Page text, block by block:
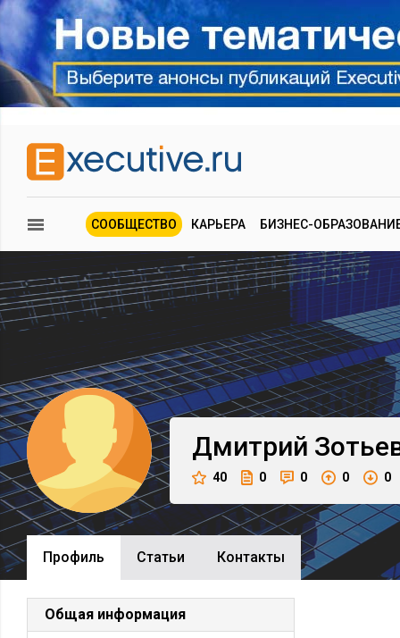
СООБЩЕСТВО КАРЬЕРА БИЗНЕС-
Дмитрий
40 0 0 0 0
Профиль Cтатьи Контакты
Общая информация